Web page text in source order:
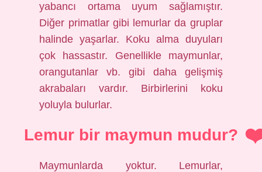
yabancı ortama uyum sağlamıştır.
Diğer primatlar gibi lemurlar da gruplar
halinde yaşarlar. Koku alma duyuları
çok hassastır. Genellikle maymunlar,
orangutanlar vb. gibi daha gelişmiş
akrabaları vardır. Birbirlerini koku
yoluyla bulurlar.
Lemur bir maymun mudur?
Maymunlarda yoktur. Lemurlar,